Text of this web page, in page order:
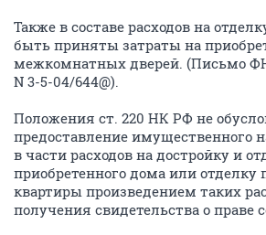
Также в составе расходов на
быть приняты затраты на
межкомнатных дверей. (Письмо
N 3-5-04/644@).
Положения ст. 220 НК РФ не
предоставление имущественного
в части расходов на достройку и
приобретенного дома или отделку
квартиры произведением таких
получения свидетельства о праве